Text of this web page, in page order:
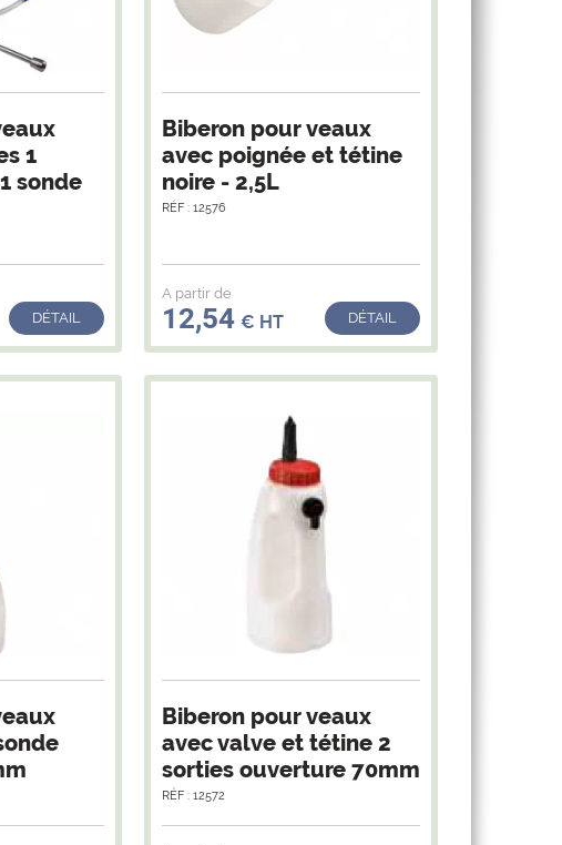
1
sonde
DÉTAIL
Biberon pour veaux
avec poignée et tétine
noire - 2,5L
RÉF : 12576
A partir de
12,54 € HT DÉTAIL
Biberon pour veaux
avec valve et tétine 2
sorties ouverture 70mm
RÉF : 12572